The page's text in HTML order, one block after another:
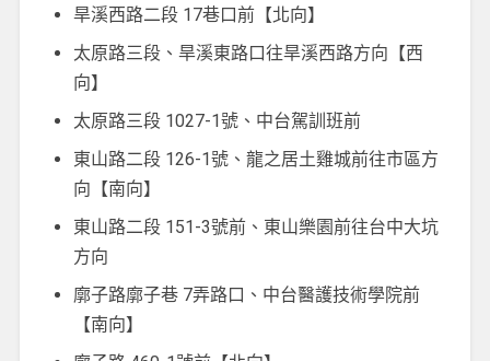
旱溪西路二段 17巷口前【北向】
太原路三段、旱溪東路口往旱溪西路方向【西
向】
太原路三段 1027-1號、中台駕訓班前
東山路二段 126-1號、龍之居土雞城前往市區方
向【南向】
東山路二段 151-3號前、東山樂園前往台中大坑
方向
廓子路廓子巷 7弄路口、中台醫護技術學院前
【南向】